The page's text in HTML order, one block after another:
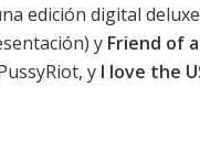
edición digital
y Friend of
y I love the